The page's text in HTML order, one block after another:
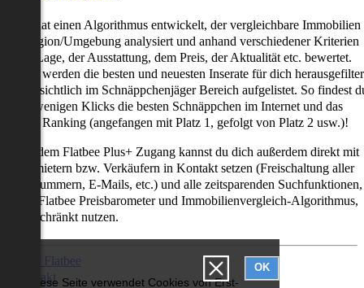
Diese Seite verwendet Cookies von Erst-
OK
hat einen Algorithmus entwickelt, der vergleichbare Immobilien
Region/Umgebung analysiert und anhand verschiedener Kriterien
der Lage, der Ausstattung, dem Preis, der Aktualität etc. bewertet.
werden die besten und neuesten Inserate für dich
übersichtlich im Schnäppchenjäger Bereich aufgelistet. So findest
nur wenigen Klicks die besten Schnäppchen im Internet und das
als Ranking (angefangen mit Platz 1, gefolgt von Platz 2 usw.)!
mit dem Flatbee Plus+ Zugang kannst du dich außerdem direkt mit
Vermietern bzw. Verkäufern in Kontakt setzen (Freischaltung aller
E-Mails, etc.) und alle zeitsparenden Suchfunktionen,
den Flatbee Preisbarometer und Immobilienvergleich-Algorithmus,
nutzen.
Über Flatbee
Kontakt